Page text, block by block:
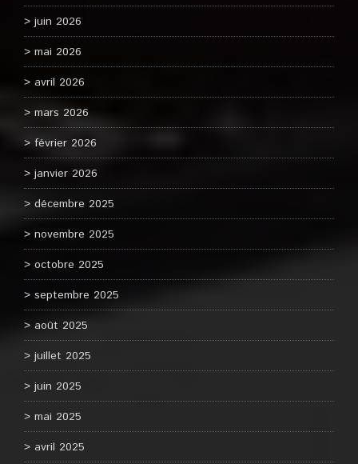
juin 2026
mai 2026
avril 2026
mars 2026
février 2026
janvier 2026
décembre 2025
novembre 2025
octobre 2025
septembre 2025
août 2025
juillet 2025
juin 2025
mai 2025
avril 2025